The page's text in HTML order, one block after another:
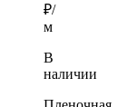
₽/
м
В
наличии